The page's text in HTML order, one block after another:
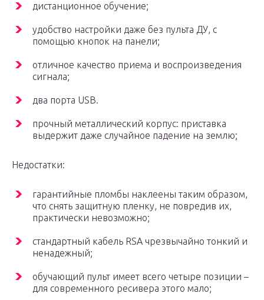
дистанционное обучение;
удобство настройки даже без пульта ДУ, с
помощью кнопок на панели;
отличное качество приема и воспроизведения
сигнала;
два порта USB.
прочный металлический корпус: приставка
выдержит даже случайное падение на землю;
Недостатки:
гарантийные пломбы наклеены таким образом,
что снять защитную пленку, не повредив их,
практически невозможно;
стандартный кабель RSA чрезвычайно тонкий и
ненадежный;
обучающий пульт имеет всего четыре позиции –
для современного ресивера этого мало;